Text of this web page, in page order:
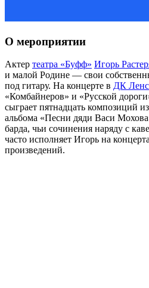
О мероприятии
Актер театра «Буфф» Игорь
и малой Родине — свои
под гитару. На концерте в ДК
«Комбайнеров» и «Русской
сыграет пятнадцать композиций
альбома «Песни дяди Васи
барда, чьи сочинения наряду с
часто исполняет Игорь на
произведений.